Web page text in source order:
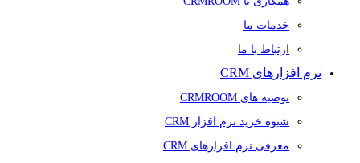
خدمات ما
ارتباط با ما
نرم افزارهای CRM
توصیه های CRMROOM
شیوه خرید نرم افزار CRM
معرفی نرم افزارهای CRM